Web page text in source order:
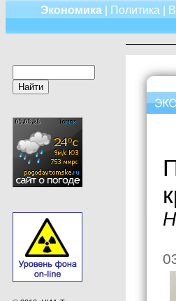
Экономика| Политика